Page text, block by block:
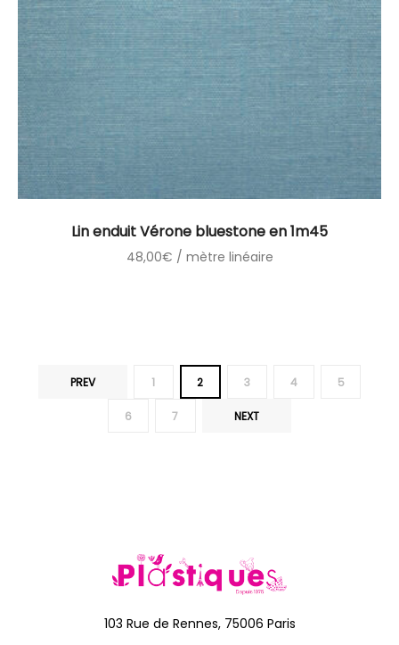
Lin enduit Vérone bluestone en 1m45
48,00€ / mètre linéaire
PREV 1 2 3 4 5
6 7 NEXT
103 Rue de Rennes, 75006 Paris